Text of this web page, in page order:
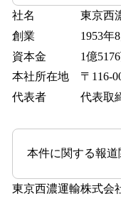
社名 東京西濃
創業 1953年8
資本金 1億5176
本社所在地 〒116-
代表者 代表取締
本件に関する報
東京⻄濃運輸株式会